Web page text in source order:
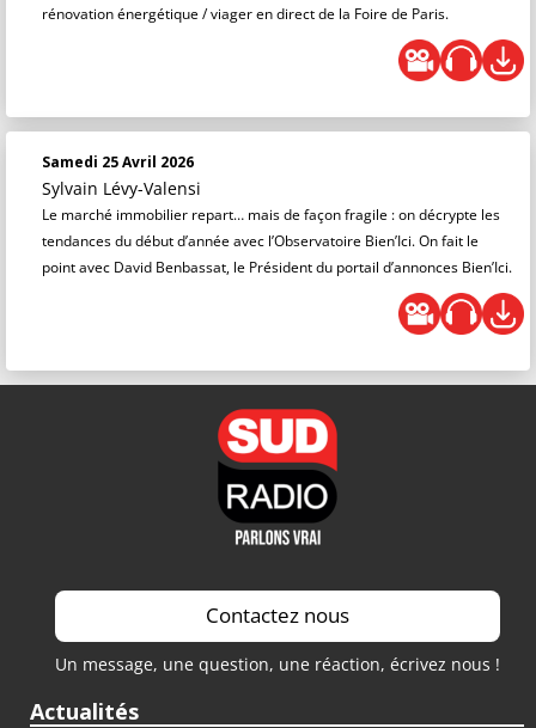
rénovation énergétique / viager en direct de la Foire de Paris.
Samedi 25 Avril 2026
Sylvain Lévy-Valensi
Le marché immobilier repart… mais de façon fragile : on décrypte les
tendances du début d’année avec l’Observatoire Bien’Ici. On fait le
point avec David Benbassat, le Président du portail d’annonces Bien’Ici.
Contactez nous
Un message, une question, une réaction, écrivez nous !
Actualités